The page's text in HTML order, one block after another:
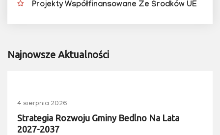
Projekty Współfinansowane Ze Środków UE
Najnowsze Aktualności
4 sierpnia 2026
Strategia Rozwoju Gminy Bedlno Na Lata
2027-2037